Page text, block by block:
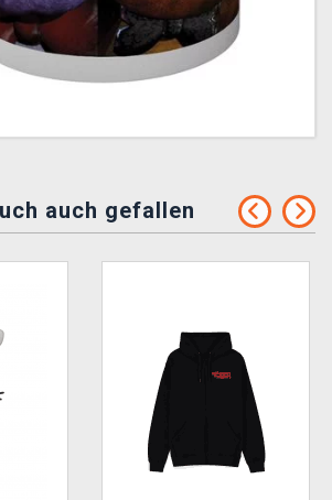
auch gefallen